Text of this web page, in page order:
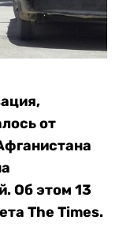
от
Об этом 13
The Times.